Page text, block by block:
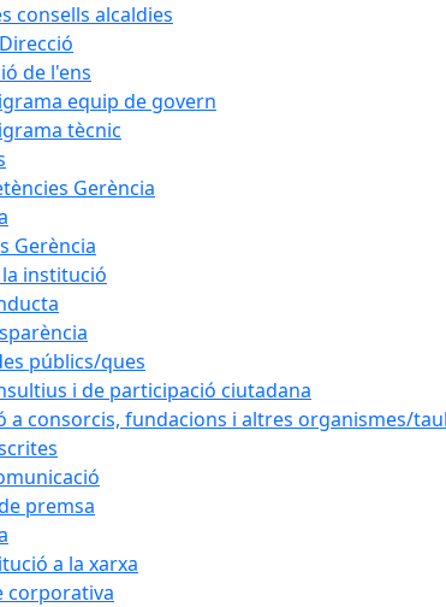
consells alcaldies
de l'ens
equip de govern
tècnic
Gerència
Gerència
institució
públics/ques
i de participació ciutadana
a consorcis, fundacions i altres organismes/
premsa
a la xarxa
corporativa